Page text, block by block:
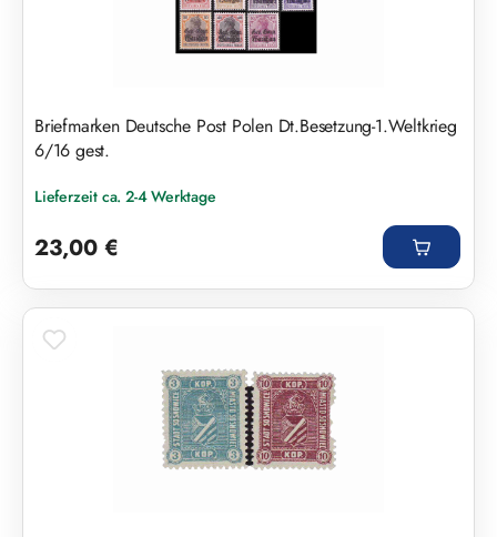
Briefmarken Deutsche Post Polen Dt.Besetzung-1.Weltkrieg
6/16 gest.
Lieferzeit ca. 2-4 Werktage
23,00 €